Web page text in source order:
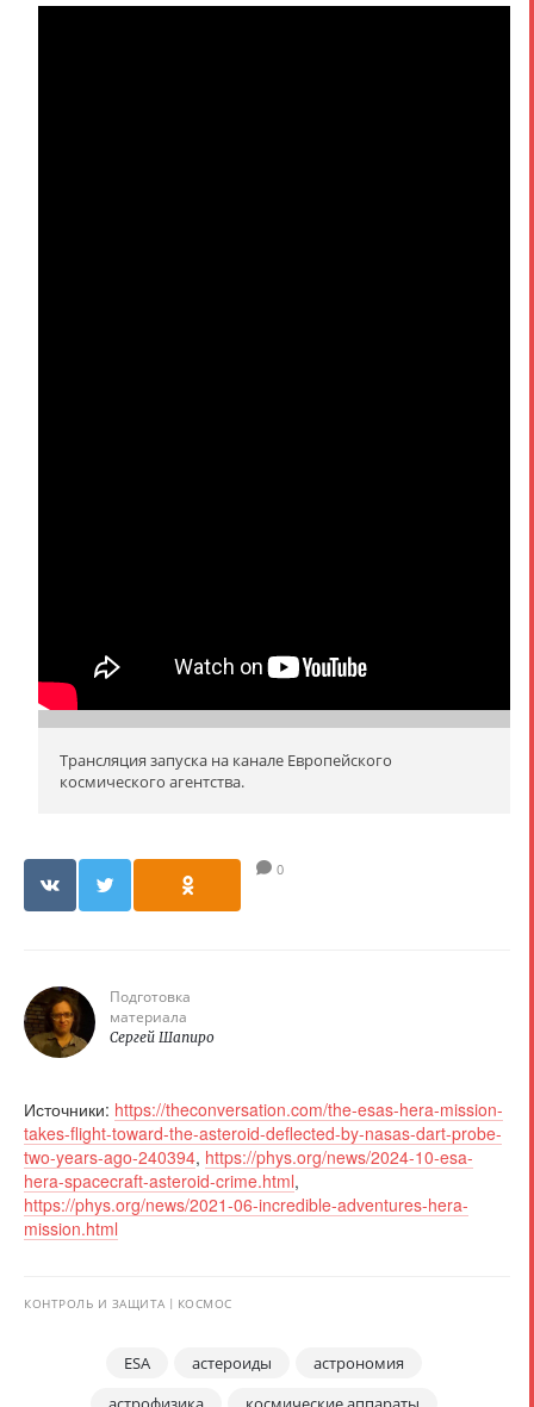
Трансляция запуска на канале Европейского
космического агентства.
0
Подготовка
материала
Сергей Шапиро
Источники: https://theconversation.com/the-esas-hera-mission-
takes-flight-toward-the-asteroid-deflected-by-nasas-dart-probe-
two-years-ago-240394, https://phys.org/news/2024-10-esa-
hera-spacecraft-asteroid-crime.html,
https://phys.org/news/2021-06-incredible-adventures-hera-
mission.html
КОНТРОЛЬ И ЗАЩИТА КОСМОС
ESA астероиды
астрономия